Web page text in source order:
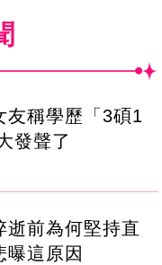
友稱學歷「3碩1
發聲了
逝前為何堅持直
曝這原因